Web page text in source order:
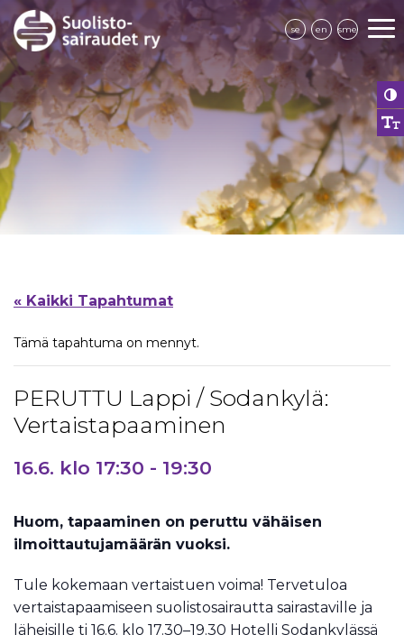
se en sme
« Kaikki Tapahtumat
Tämä tapahtuma on mennyt.
PERUTTU Lappi / Sodankylä:
Vertaistapaaminen
16.6. klo 17:30 - 19:30
Huom, tapaaminen on peruttu vähäisen
ilmoittautujamäärän vuoksi.
Tule kokemaan vertaistuen voima! Tervetuloa
vertaistapaamiseen suolistosairautta sairastaville ja
läheisille ti 16.6. klo 17.30–19.30 Hotelli Sodankylässä